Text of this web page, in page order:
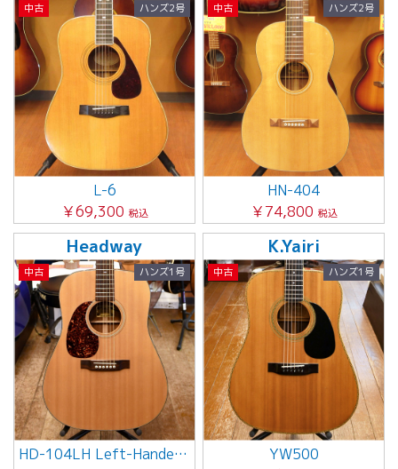
中古 ハンズ2号
L-6
￥69,300 税込
中古 ハンズ2号
HN-404
￥74,800 税込
Headway
中古 ハンズ1号
HD-104LH Left-Handed Model
K.Yairi
中古 ハンズ1号
YW500